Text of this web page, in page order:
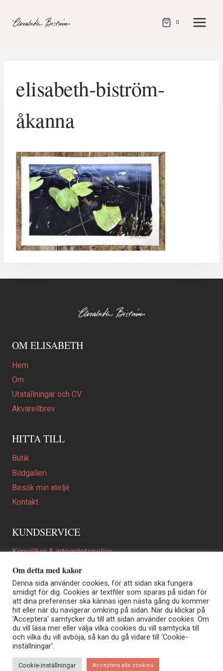
direkt
0
elisabeth-biström-
åkanna
OM ELISABETH
Hem
Om
Utställningar och CV
Akvarellbrev
HITTA TILL
Butik
Bildgalleri
Besök min ateljé
Kontakt
KUNDSERVICE
Köpvillkor & integritetspolicy
Att beställa ett personligt utformat konstverk
En personligare gåva
FAQ
Elisabeth Biström | Akvarellkonstnär | Norrtälje
Sjöängstorpet AB, org.nr 556373-5447
© Elisabeth Biström 2026
Om detta med kakor
Denna sida använder cookies, för att sidan ska fungera
smidigt för dig. Cookies är textfiler som sparas på sidan för
att dina preferenser ska kännas igen nästa gång du kommer
hit eller när du navigerar omkring på sidan. När du klickar på
'Acceptera' samtycker du till att sidan använder cookies. Om
du vill läsa mer eller välja vilka cookies du vill samtycka till
och vilka du vill avböja, så kan du gå vidare till 'Cookie-
inställningar'.
Cookie-inställningar Acceptera alla cookies